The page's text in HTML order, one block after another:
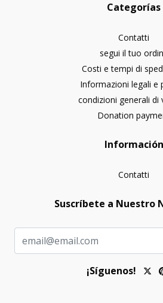
Categorías
Contatti
segui il tuo
Costi e tempi di
Informazioni legali e
condizioni generali di
Donation
Información
Contatti
Suscríbete a Nuestro
¡Síguenos!